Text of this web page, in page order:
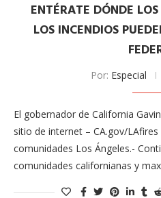
ENTÉRATE DÓNDE
LOS INCENDIOS
Por: Especial
El gobernador de California
sitio de internet – CA.gov/
comunidades Los Ángeles.-
comunidades californianas y